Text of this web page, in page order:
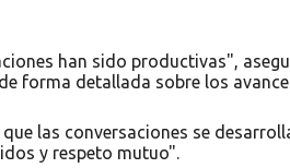
han sido productivas",
forma detallada sobre los
las conversaciones se
y respeto mutuo".